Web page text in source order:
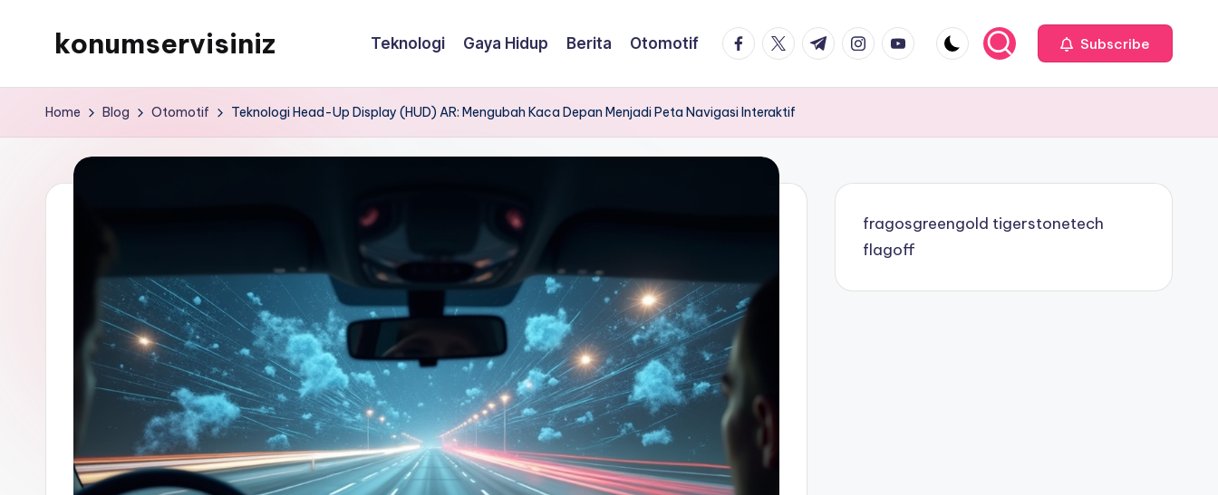
konumservisiniz Teknologi Gaya Hidup Berita Otomotif facebook.com
twitter.com
t.me instagram.com
youtube.com Subscribe
Home Blog Otomotif Teknologi Head-Up Display (HUD) AR: Mengubah Kaca Depan Menjadi Peta Navigasi Interaktif
fragosgreengold tigerstonetech
flagoff